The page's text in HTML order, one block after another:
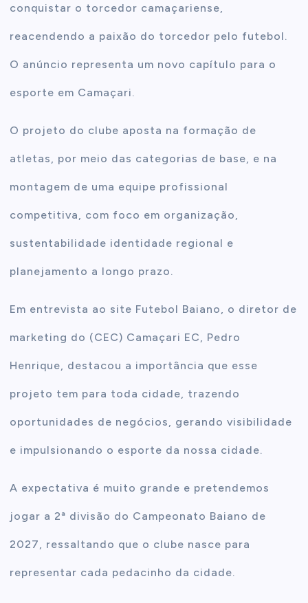
conquistar o torcedor camaçariense,
reacendendo a paixão do torcedor pelo futebol.
O anúncio representa um novo capítulo para o
esporte em Camaçari.
O projeto do clube aposta na formação de
atletas, por meio das categorias de base, e na
montagem de uma equipe profissional
competitiva, com foco em organização,
sustentabilidade identidade regional e
planejamento a longo prazo.
Em entrevista ao site Futebol Baiano, o diretor de
marketing do (CEC) Camaçari EC, Pedro
Henrique, destacou a importância que esse
projeto tem para toda cidade, trazendo
oportunidades de negócios, gerando visibilidade
e impulsionando o esporte da nossa cidade.
A expectativa é muito grande e pretendemos
jogar a 2ª divisão do Campeonato Baiano de
2027, ressaltando que o clube nasce para
representar cada pedacinho da cidade.